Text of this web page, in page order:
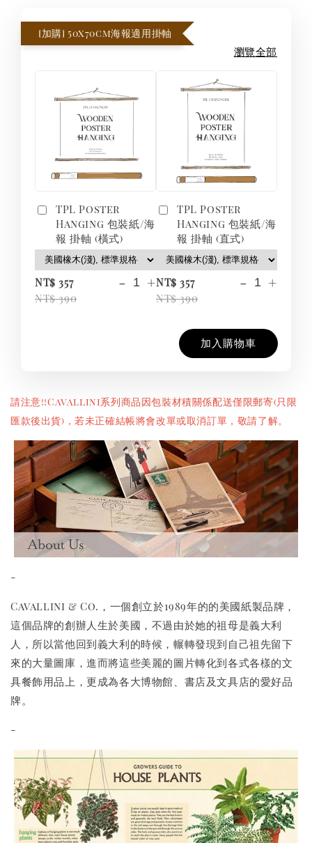
[加購] 50x70cm海報適用掛軸
瀏覽全部
TPL Poster
Hanging 包裝紙/海
報 掛軸 (橫式)
NT$ 357
NT$ 390
- +
TPL Poster
Hanging 包裝紙/海
報 掛軸 (直式)
NT$ 357
NT$ 390
- +
加入購物車
請注意!!Cavallini系列商品因包裝材積關係配送僅限郵寄(只限
匯款後出貨)，若未正確結帳將會改單或取消訂單，敬請了解。
-
Cavallini & Co.，一個創立於1989年的的美國紙製品牌，
這個品牌的創辦人生於美國，不過由於她的祖母是義大利
人，所以當他回到義大利的時候，輾轉發現到自己祖先留下
來的大量圖庫，進而將這些美麗的圖片轉化到各式各樣的文
具餐飾用品上，更成為各大博物館、書店及文具店的愛好品
牌。
-